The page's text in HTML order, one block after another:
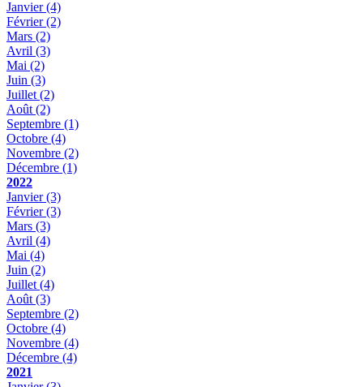
Janvier(4)
Février(2)
Mars (2)
Avril (3)
Mai (2)
Juin (3)
Juillet (2)
Août (2)
Septembre (1)
Octobre (4)
Novembre (2)
Décembre (1)
2022
Janvier(3)
Février(3)
Mars (3)
Avril (4)
Mai (4)
Juin (2)
Juillet (4)
Août (3)
Septembre (2)
Octobre (4)
Novembre (4)
Décembre (4)
2021